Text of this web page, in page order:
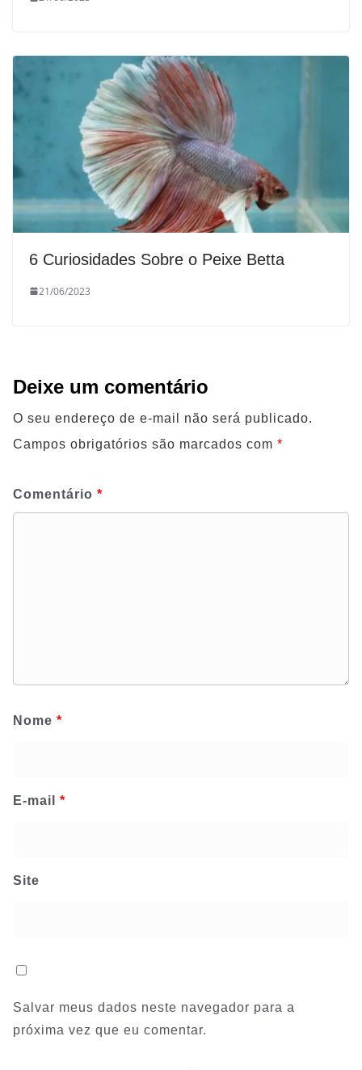
6 Curiosidades Sobre o Peixe Betta
21/06/2023
Deixe um comentário
O seu endereço de e-mail não será publicado.
Campos obrigatórios são marcados com *
Comentário *
Nome *
E-mail *
Site
Salvar meus dados neste navegador para a
próxima vez que eu comentar.